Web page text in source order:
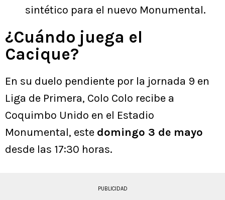
sintético para el nuevo Monumental.
¿Cuándo juega el
Cacique?
En su duelo pendiente por la jornada 9 en
Liga de Primera, Colo Colo recibe a
Coquimbo Unido en el Estadio
Monumental, este domingo 3 de mayo
desde las 17:30 horas.
PUBLICIDAD